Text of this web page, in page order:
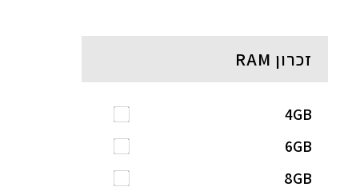
זכרון RAM
4GB
6GB
8GB